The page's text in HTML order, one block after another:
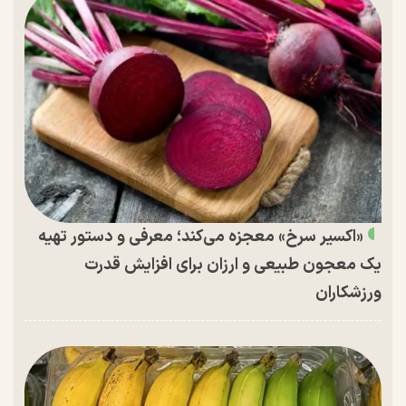
«اکسیر سرخ» معجزه می‌کند؛ معرفی و دستور تهیه
یک معجون طبیعی و ارزان برای افزایش قدرت
ورزشکاران